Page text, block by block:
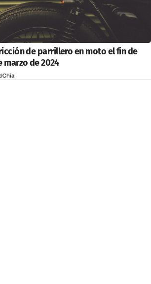
de parrillero en moto el fin de
marzo de 2024
Chía